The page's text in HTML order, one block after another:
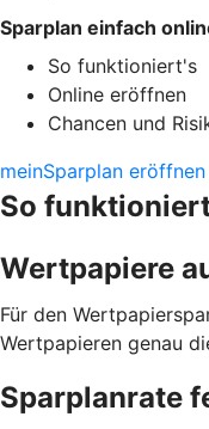
Sparplan einfach
So funktioniert's
Online eröffnen
Chancen und
meinSparplan eröffnen
So
Wertpapiere
Für den
Wertpapieren genau
Sparplanrate